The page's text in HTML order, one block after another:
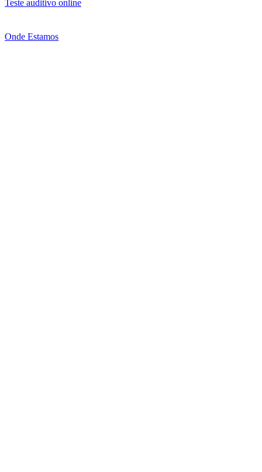
Teste auditivo online
Onde Estamos